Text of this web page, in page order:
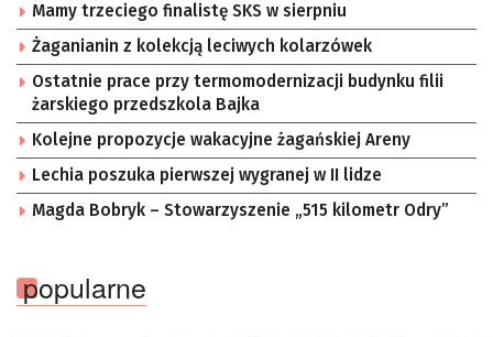
Mamy trzeciego finalistę SKS w sierpniu
Żaganianin z kolekcją leciwych kolarzówek
Ostatnie prace przy termomodernizacji budynku filii
żarskiego przedszkola Bajka
Kolejne propozycje wakacyjne żagańskiej Areny
Lechia poszuka pierwszej wygranej w II lidze
Magda Bobryk – Stowarzyszenie „515 kilometr Odry”
popularne